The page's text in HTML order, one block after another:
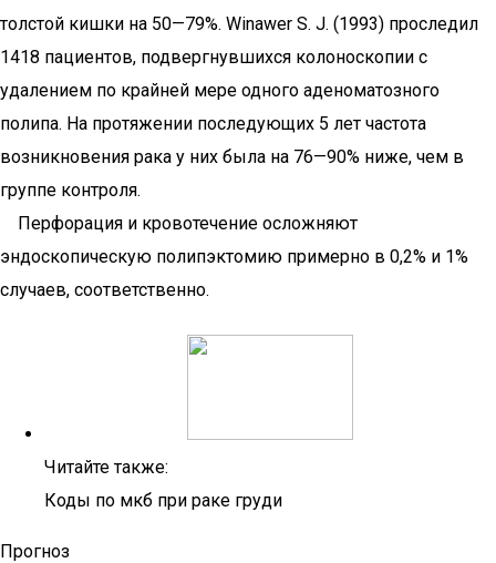
толстой кишки на 50—79%. Winawer S. J. (1993) проследил
1418 пациентов, подвергнувшихся колоноскопии с
удалением по крайней мере одного аденоматозного
полипа. На протяжении последующих 5 лет частота
возникновения рака у них была на 76—90% ниже, чем в
группе контроля.
Перфорация и кровотечение осложняют
эндоскопическую полипэктомию примерно в 0,2% и 1%
случаев, соответственно.
Читайте также:
Коды по мкб при раке груди
Прогноз